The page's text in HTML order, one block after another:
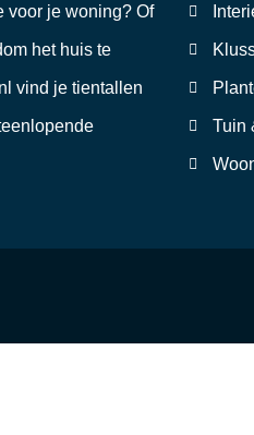
voor je woning? Of
het huis te
vind je tientallen
Tuin